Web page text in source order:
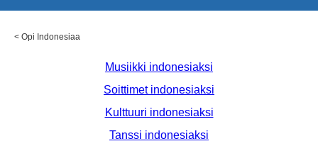
< Opi Indonesiaa
Musiikki indonesiaksi
Soittimet indonesiaksi
Kulttuuri indonesiaksi
Tanssi indonesiaksi